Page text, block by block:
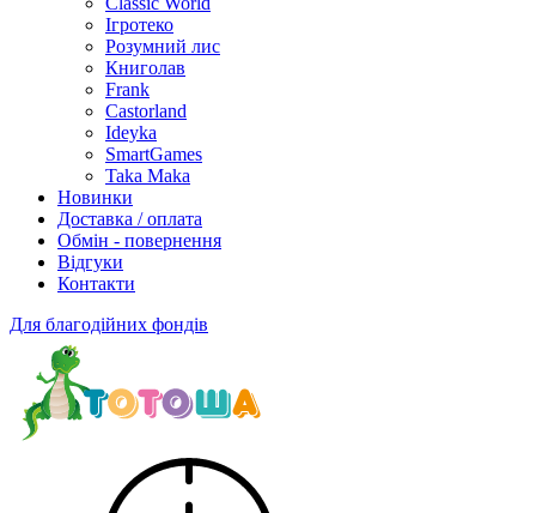
Ігротеко
Розумний лис
Книголав
Frank
Castorland
Ideyka
SmartGames
Taka Maka
Новинки
Доставка / оплата
Обмін - повернення
Відгуки
Контакти
Для благодійних фондів